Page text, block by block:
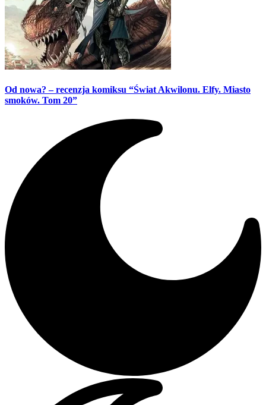
Od nowa? – recenzja komiksu “Świat Akwilonu. Elfy. Miasto
smoków. Tom 20”